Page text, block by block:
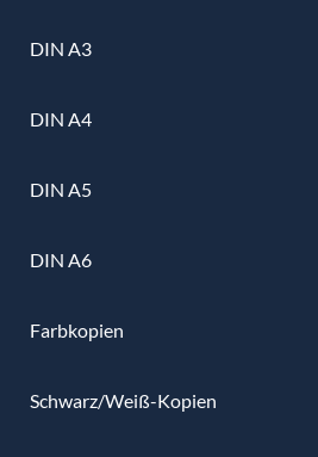
DIN A3
DIN A4
DIN A5
DIN A6
Farbkopien
Schwarz/Weiß-Kopien